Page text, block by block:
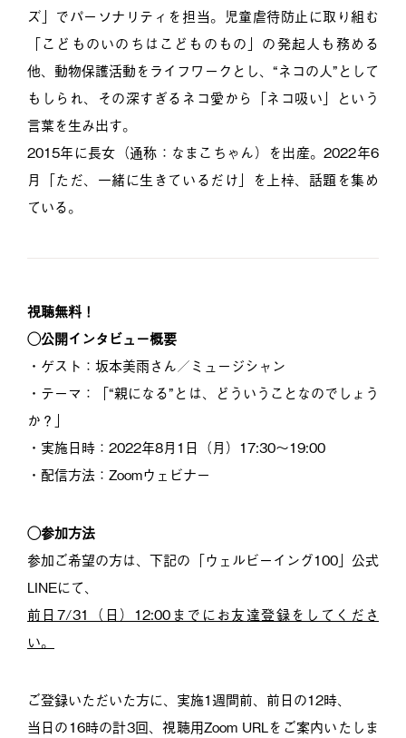
ズ」でパーソナリティを担当。児童虐待防止に取り組む
「こどものいのちはこどものもの」の発起人も務める
他、動物保護活動をライフワークとし、“ネコの人”として
もしられ、その深すぎるネコ愛から「ネコ吸い」という
言葉を生み出す。
2015年に長女（通称：なまこちゃん）を出産。2022年6
月「ただ、一緒に生きているだけ」を上梓、話題を集め
ている。
視聴無料！
◯公開インタビュー概要
・ゲスト：坂本美雨さん／ミュージシャン
・テーマ：「“親になる”とは、どういうことなのでしょう
か？」
・実施日時：2022年8月1日（月）17:30〜19:00
・配信方法：Zoomウェビナー
◯参加方法
参加ご希望の方は、下記の「ウェルビーイング100」公式
LINEにて、
前日7/31（日）12:00までにお友達登録をしてくださ
い。
ご登録いただいた方に、実施1週間前、前日の12時、
当日の16時の計3回、視聴用Zoom URLをご案内いたしま